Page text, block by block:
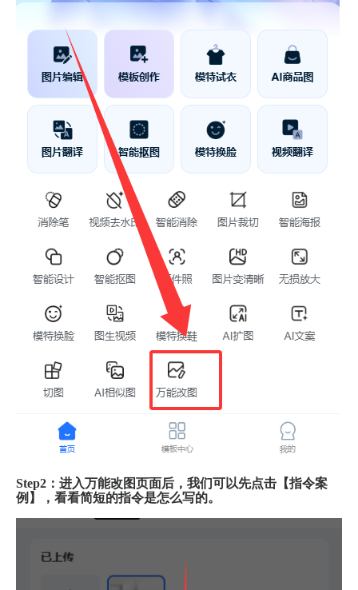
Step2：进入万能改图页面后，我们可以先点击【指令案
例】，看看简短的指令是怎么写的。